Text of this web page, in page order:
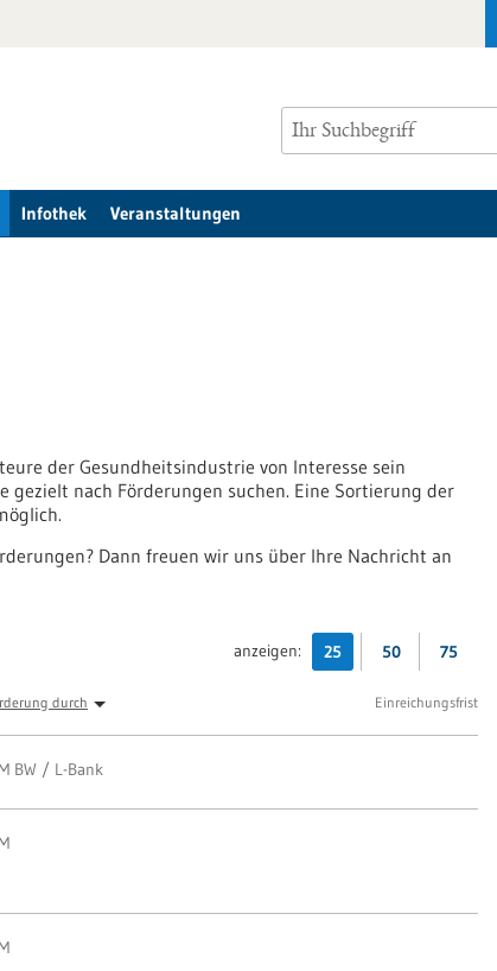
Infothek Veranstaltungen
der Gesundheitsindustrie von Interesse sein
nach Förderungen suchen. Eine Sortierung der
Dann freuen wir uns über Ihre Nachricht an
anzeigen: 25 50 75
durch Einreichungsfrist
BW / L-Bank